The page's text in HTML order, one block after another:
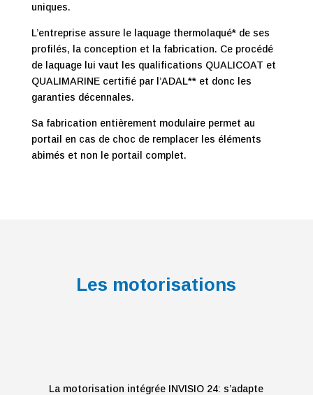
uniques.
L’entreprise assure le laquage thermolaqué* de ses
profilés, la conception et la fabrication. Ce procédé
de laquage lui vaut les qualifications QUALICOAT et
QUALIMARINE certifié par l’ADAL** et donc les
garanties décennales.
Sa fabrication entièrement modulaire permet au
portail en cas de choc de remplacer les éléments
abimés et non le portail complet.
Les motorisations
La motorisation intégrée INVISIO 24: s’adapte